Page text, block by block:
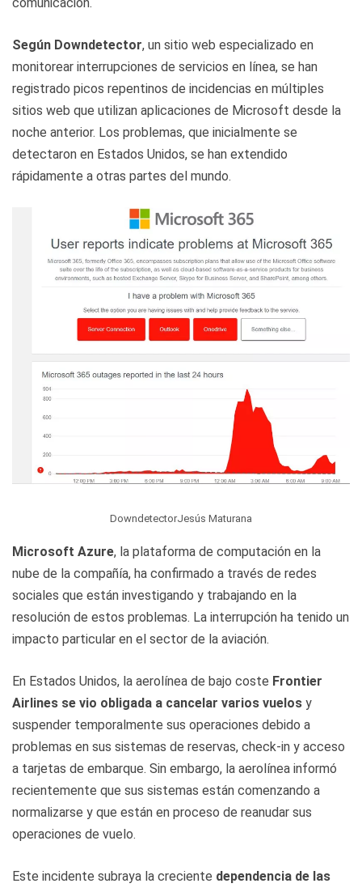
Según Downdetector, un sitio web especializado en
monitorear interrupciones de servicios en línea, se han
registrado picos repentinos de incidencias en múltiples
sitios web que utilizan aplicaciones de Microsoft desde la
noche anterior. Los problemas, que inicialmente se
detectaron en Estados Unidos, se han extendido
rápidamente a otras partes del mundo.
DowndetectorJesús Maturana
Microsoft Azure, la plataforma de computación en la
nube de la compañía, ha confirmado a través de redes
sociales que están investigando y trabajando en la
resolución de estos problemas. La interrupción ha tenido un
impacto particular en el sector de la aviación.
En Estados Unidos, la aerolínea de bajo coste Frontier
Airlines se vio obligada a cancelar varios vuelos y
suspender temporalmente sus operaciones debido a
problemas en sus sistemas de reservas, check-in y acceso
a tarjetas de embarque. Sin embargo, la aerolínea informó
recientemente que sus sistemas están comenzando a
normalizarse y que están en proceso de reanudar sus
operaciones de vuelo.
Este incidente subraya la creciente dependencia de las